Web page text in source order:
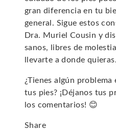
gran diferencia en tu
general. Sigue estos
Dra. Muriel Cousin y
sanos, libres de
llevarte a donde quieras.
¿Tienes algún problema
tus pies? ¡Déjanos tus
los comentarios! 😊
Share